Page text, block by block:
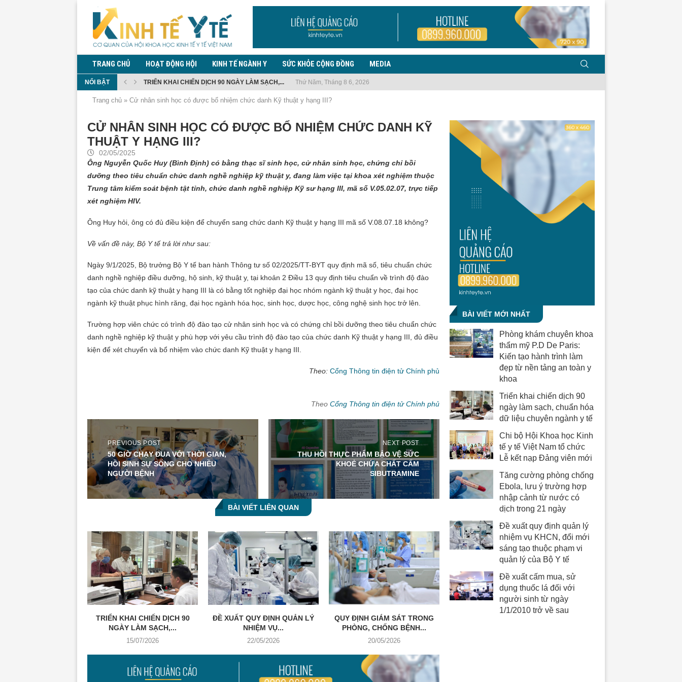
TRANG CHỦ HOẠT ĐỘNG HỘI KINH TẾ NGÀNH Y SỨC KHỎE CỘNG ĐỒNG MEDIA
NỔI BẬT TRIỂN KHAI CHIẾN DỊCH 90 NGÀY LÀM SẠCH,...
CHI BỘ HỘI KHOA HỌC KINH TẾ Y...
TĂNG CƯỜNG PHÒNG CHỐNG EBOLA, LƯU Ý TRƯỜNG...
ĐỀ XUẤT QUY ĐỊNH QUẢN LÝ NHIỆM VỤ...
ĐỀ XUẤT CẤM MUA, SỬ DỤNG THUỐC LÁ...
BỘ Y TẾ THÔNG TIN DIỄN BIẾN PHỨC...
QUY ĐỊNH GIÁM SÁT TRONG PHÒNG, CHỐNG BỆNH...
KIỂM DỊCH Y TẾ ĐỐI VỚI NGƯỜI NHẬP...
PHÓ THỦ TƯỚNG PHẠM THỊ THANH TRÀ CHIA...
Thứ Năm, Tháng 8 6, 2026
Trang chủ » Cử nhân sinh học có được bổ nhiệm chức danh Kỹ thuật y hạng III?
CỬ NHÂN SINH HỌC CÓ ĐƯỢC BỔ NHIỆM CHỨC DANH KỸ
THUẬT Y HẠNG III?
02/05/2025
Ông Nguyễn Quốc Huy (Bình Định) có bằng thạc sĩ sinh học, cử nhân sinh học, chứng chỉ bồi
dưỡng theo tiêu chuẩn chức danh nghề nghiệp kỹ thuật y, đang làm việc tại khoa xét nghiệm thuộc
Trung tâm kiểm soát bệnh tật tỉnh, chức danh nghề nghiệp Kỹ sư hạng III, mã số V.05.02.07, trực tiếp
xét nghiệm HIV.
Ông Huy hỏi, ông có đủ điều kiện để chuyển sang chức danh Kỹ thuật y hạng III mã số V.08.07.18 không?
Về vấn đề này, Bộ Y tế trả lời như sau:
Ngày 9/1/2025, Bộ trưởng Bộ Y tế ban hành Thông tư số 02/2025/TT-BYT quy định mã số, tiêu chuẩn chức
danh nghề nghiệp điều dưỡng, hộ sinh, kỹ thuật y, tại khoản 2 Điều 13 quy định tiêu chuẩn về trình độ đào
tạo của chức danh kỹ thuật y hạng III là có bằng tốt nghiệp đại học nhóm ngành kỹ thuật y học, đại học
ngành kỹ thuật phục hình răng, đại học ngành hóa học, sinh học, dược học, công nghệ sinh học trở lên.
Trường hợp viên chức có trình độ đào tạo cử nhân sinh học và có chứng chỉ bồi dưỡng theo tiêu chuẩn chức
danh nghề nghiệp kỹ thuật y phù hợp với yêu cầu trình độ đào tạo của chức danh Kỹ thuật y hạng III, đủ điều
kiện để xét chuyển và bổ nhiệm vào chức danh Kỹ thuật y hạng III.
Theo: Cổng Thông tin điện tử Chính phủ
Theo Cổng Thông tin điện tử Chính phủ
PREVIOUS POST
50 GIỜ CHẠY ĐUA VỚI THỜI GIAN,
HỒI SINH SỰ SỐNG CHO NHIỀU
NGƯỜI BỆNH
NEXT POST
THU HỒI THỰC PHẨM BẢO VỆ SỨC
KHOẺ CHỨA CHẤT CẤM
SIBUTRAMINE
BÀI VIẾT LIÊN QUAN
TRIỂN KHAI CHIẾN DỊCH 90
NGÀY LÀM SẠCH,...
15/07/2026
ĐỀ XUẤT QUY ĐỊNH QUẢN LÝ
NHIỆM VỤ...
22/05/2026
QUY ĐỊNH GIÁM SÁT TRONG
PHÒNG, CHỐNG BỆNH...
20/05/2026
BÀI VIẾT MỚI NHẤT
Phòng khám chuyên khoa
thẩm mỹ P.D De Paris:
Kiến tạo hành trình làm
đẹp từ nền tảng an toàn y
khoa
Triển khai chiến dịch 90
ngày làm sạch, chuẩn hóa
dữ liệu chuyên ngành y tế
Chi bộ Hội Khoa học Kinh
tế y tế Việt Nam tổ chức
Lễ kết nạp Đảng viên mới
Tăng cường phòng chống
Ebola, lưu ý trường hợp
nhập cảnh từ nước có
dịch trong 21 ngày
Đề xuất quy định quản lý
nhiệm vụ KHCN, đổi mới
sáng tạo thuộc phạm vi
quản lý của Bộ Y tế
Đề xuất cấm mua, sử
dụng thuốc lá đối với
người sinh từ ngày
1/1/2010 trở về sau